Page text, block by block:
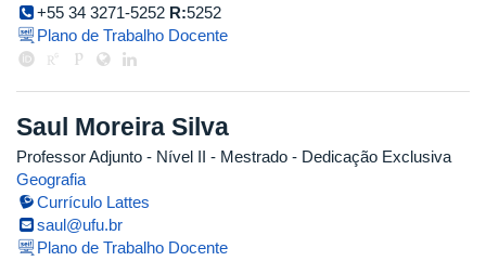
+55 34 3271-5252 R:5252
Plano de Trabalho Docente
Saul Moreira Silva
Professor Adjunto - Nível II - Mestrado - Dedicação Exclusiva
Geografia
Currículo Lattes
saul@ufu.br
Plano de Trabalho Docente